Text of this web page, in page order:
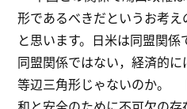
形であるべきだというお考
と思います。日米は同盟関
同盟関係ではない，経済的
等辺三角形じゃないのか。